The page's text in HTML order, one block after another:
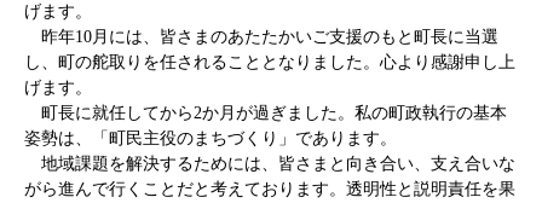
げます。
昨年10月には、皆さまのあたたかいご支援のもと町長に当選
し、町の舵取りを任されることとなりました。心より感謝申し上
げます。
町長に就任してから2か月が過ぎました。私の町政執行の基本
姿勢は、「町民主役のまちづくり」であります。
地域課題を解決するためには、皆さまと向き合い、支え合いな
がら進んで行くことだと考えております。透明性と説明責任を果